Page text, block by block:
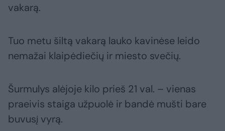
vakarą.
Tuo metu šiltą vakarą lauko kavinėse leido
nemažai klaipėdiečių ir miesto svečių.
Šurmulys alėjoje kilo prieš 21 val. – vienas
praeivis staiga užpuolė ir bandė mušti bare
buvusį vyrą.